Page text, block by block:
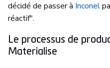
décidé de passer à Inconel
réactif".
Le processus de
Materialise